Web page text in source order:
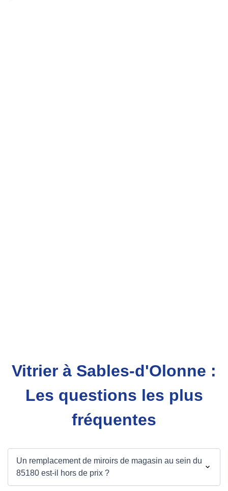
Vitrier à Sables-d'Olonne :
Les questions les plus
fréquentes
Un remplacement de miroirs de magasin au sein du
85180 est-il hors de prix ?